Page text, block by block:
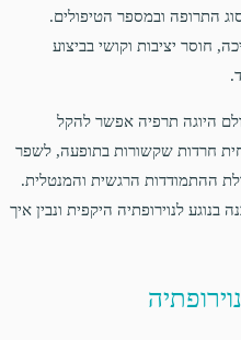
תלוי בסוג התרופה ובמספר הטיפולים.
חוסר יציבות וקושי בביצוע
היוגה תרפיה אפשר להקל
חרדות שקשורות בתופעה, לשפר
ההתמודדות הרגשית והמנטלית.
לנוירופתיה היקפית ונבין איך